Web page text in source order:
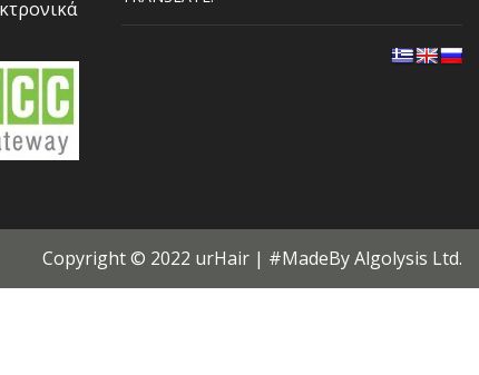
Copyright © 2022 urHair | #MadeByAlgolysis Ltd.